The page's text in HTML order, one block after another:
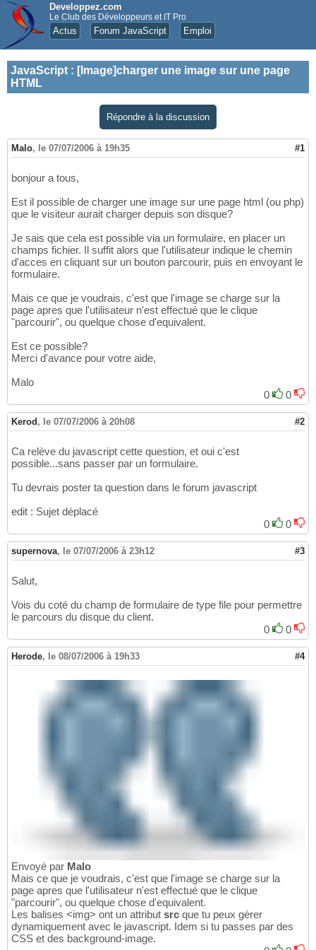
Developpez.com
Le Club des Développeurs et IT Pro
Actus Forum JavaScript Emploi
JavaScript : [Image]charger une image sur une page
HTML
Répondre à la discussion
Malo, le 07/07/2006 à 19h35 #1
bonjour a tous,
Est il possible de charger une image sur une page html (ou php)
que le visiteur aurait charger depuis son disque?
Je sais que cela est possible via un formulaire, en placer un
champs fichier. Il suffit alors que l'utilisateur indique le chemin
d'acces en cliquant sur un bouton parcourir, puis en envoyant le
formulaire.
Mais ce que je voudrais, c'est que l'image se charge sur la
page apres que l'utilisateur n'est effectué que le clique
"parcourir", ou quelque chose d'equivalent.
Est ce possible?
Merci d'avance pour votre aide,
Malo
0
0
Kerod , le 07/07/2006 à 20h08 #2
Ca relève du javascript cette question, et oui c'est
possible...sans passer par un formulaire.
Tu devrais poster ta question dans le forum javascript
edit : Sujet déplacé
0
0
supernova, le 07/07/2006 à 23h12 #3
Salut,
Vois du coté du champ de formulaire de type file pour permettre
le parcours du disque du client.
0
0
Herode, le 08/07/2006 à 19h33 #4
Envoyé par Malo
Mais ce que je voudrais, c'est que l'image se charge sur la
page apres que l'utilisateur n'est effectué que le clique
"parcourir", ou quelque chose d'equivalent.
Les balises <img> ont un attribut src que tu peux gérer
dynamiquement avec le javascript. Idem si tu passes par des
CSS et des background-image.